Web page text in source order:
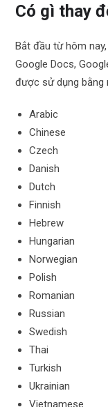
Có gì thay
Bắt đầu từ hôm
Google Docs,
được sử dụng bằng
Arabic
Chinese
Czech
Danish
Dutch
Finnish
Hebrew
Hungarian
Norwegian
Polish
Romanian
Russian
Swedish
Thai
Turkish
Ukrainian
Vietnamese